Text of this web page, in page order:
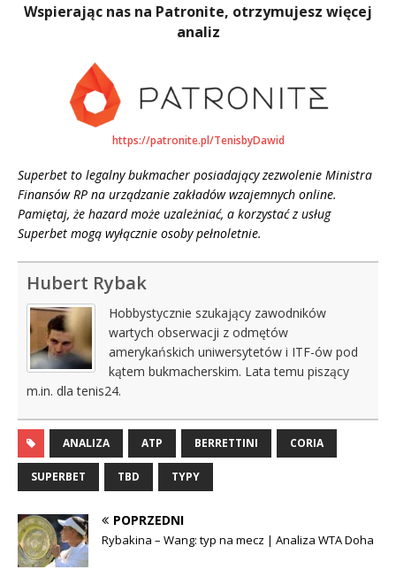
Wspierając nas na Patronite, otrzymujesz więcej
analiz
https://patronite.pl/TenisbyDawid
Superbet to legalny bukmacher posiadający zezwolenie Ministra
Finansów RP na urządzanie zakładów wzajemnych online.
Pamiętaj, że hazard może uzależniać, a korzystać z usług
Superbet mogą wyłącznie osoby pełnoletnie.
Hubert Rybak
Hobbystycznie szukający zawodników
wartych obserwacji z odmętów
amerykańskich uniwersytetów i ITF-ów pod
kątem bukmacherskim. Lata temu piszący
m.in. dla tenis24.
ANALIZA ATP BERRETTINI CORIA
SUPERBET TBD TYPY
POPRZEDNI
Rybakina – Wang: typ na mecz | Analiza WTA Doha